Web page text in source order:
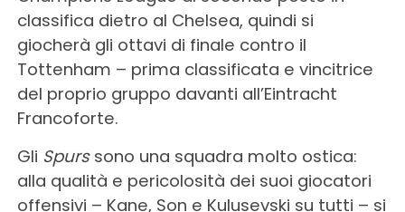
classifica dietro al Chelsea, quindi si
giocherà gli ottavi di finale contro il
Tottenham – prima classificata e vincitrice
del proprio gruppo davanti all’Eintracht
Francoforte.
Gli Spurssono una squadra molto ostica:
alla qualità e pericolosità dei suoi giocatori
offensivi – Kane, Son e Kulusevski su tutti – si